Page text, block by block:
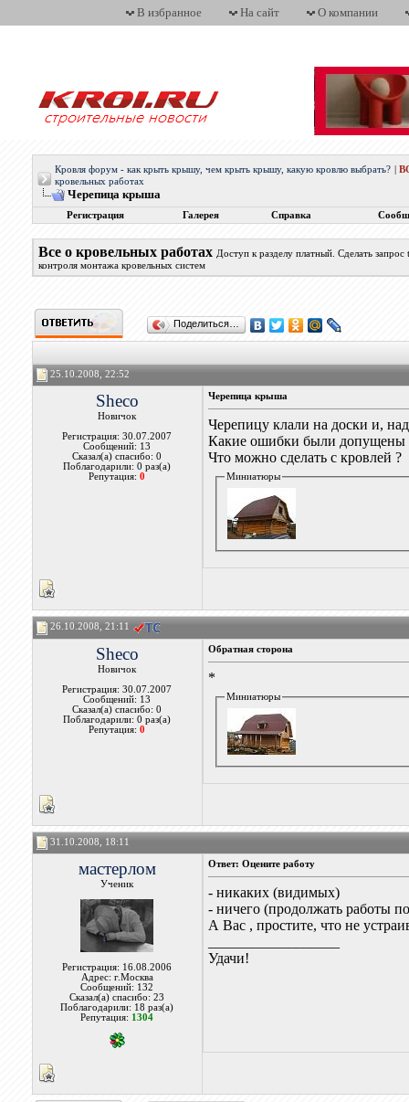
В избранное На сайт О компании
Кровля форум - как крыть крышу, чем крыть крышу, какую кровлю выбрать?
кровельных работах
Черепица крыша
Регистрация Галерея Справка
Все о кровельных работах Доступ к разделу платный. Сделать
контроля монтажа кровельных систем
Поделиться…
25.10.2008, 22:52
Sheco
Новичок
Регистрация: 30.07.2007
Сообщений: 13
Сказал(а) спасибо: 0
Поблагодарили: 0 раз(а)
Репутация:0
Черепица крыша
Черепицу клали на доски и,
Какие ошибки были допущены
Что можно сделать с кровлей ?
Миниатюры
26.10.2008, 21:11
Sheco
Новичок
Регистрация: 30.07.2007
Сообщений: 13
Сказал(а) спасибо: 0
Поблагодарили: 0 раз(а)
Репутация:0
Обратная сторона
*
Миниатюры
31.10.2008, 18:11
мастерлом
Ученик
Регистрация: 16.08.2006
Адрес: г.Москва
Сообщений: 132
Сказал(а) спасибо: 23
Поблагодарили: 18 раз(а)
Репутация: 1304
Ответ: Оцените работу
- никаких (видимых)
- ничего (продолжать работы
А Вас , простите, что не
Удачи!